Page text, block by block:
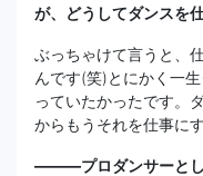
が、どうしてダンスを
ぶっちゃけて言うと、
んです(笑)とにかく一
っていたかったです。
からもうそれを仕事に
―――プロダンサーとし